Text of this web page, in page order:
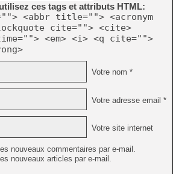
ces tags et attributs HTML:
<abbr title=""> <acronym
cite=""> <cite>
<em> <i> <q cite="">
Votre nom *
Votre adresse email *
Votre site internet
nouveaux commentaires par e-mail.
nouveaux articles par e-mail.